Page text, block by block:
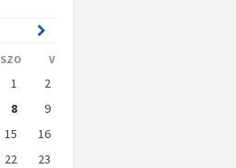
Month
SZO V
1
2
8
9
15
16
22
23